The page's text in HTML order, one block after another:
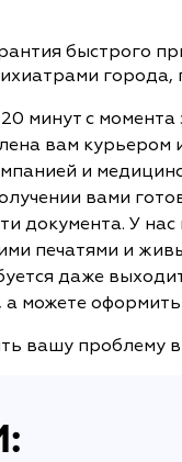
быстрого
минут с момента
вам курьером
и
вами
документа. У
печатями и
даже
можете оформить
вашу проблему